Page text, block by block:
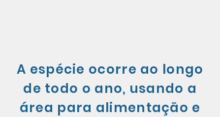
A espécie ocorre ao longo
de todo o ano, usando a
área para alimentação e